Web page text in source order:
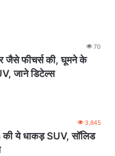
70
जैसे फीचर्स की, घूमने के
जाने डिटेल्स
3,845
ये धाकड़ SUV, सॉलिड